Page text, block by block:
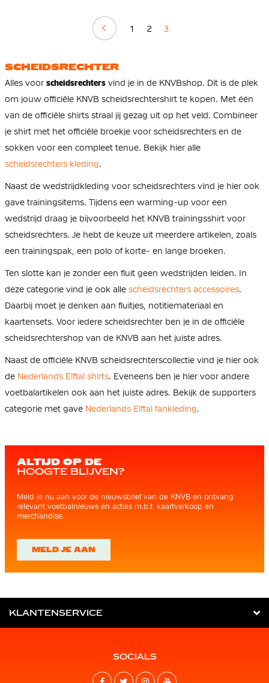
Vorige1 2 3
SCHEIDSRECHTER
Alles voor scheidsrechters vind je in de KNVBshop. Dit is de plek
om jouw officiële KNVB scheidsrechtershirt te kopen. Met één
van de officiële shirts straal jij gezag uit op het veld. Combineer
je shirt met het officiële broekje voor scheidsrechters en de
sokken voor een compleet tenue. Bekijk hier alle
scheidsrechters kleding.
Naast de wedstrijdkleding voor scheidsrechters vind je hier ook
gave trainingsitems. Tijdens een warming-up voor een
wedstrijd draag je bijvoorbeeld het KNVB trainingsshirt voor
scheidsrechters. Je hebt de keuze uit meerdere artikelen, zoals
een trainingspak, een polo of korte- en lange broeken.
Ten slotte kan je zonder een fluit geen wedstrijden leiden. In
deze categorie vind je ook alle scheidsrechters accessoires.
Daarbij moet je denken aan fluitjes, notitiemateriaal en
kaartensets. Voor iedere scheidsrechter ben je in de officiële
scheidsrechtershop van de KNVB aan het juiste adres.
Naast de officiële KNVB scheidsrechterscollectie vind je hier ook
de Nederlands Elftal shirts. Eveneens ben je hier voor andere
voetbalartikelen ook aan het juiste adres. Bekijk de supporters
categorie met gave Nederlands Elftal fankleding.
ALTIJD OP DE
HOOGTE BLIJVEN?
Meld je nu aan voor de nieuwsbrief van de KNVB en ontvang
relevant voetbalnieuws en acties m.b.t. kaartverkoop en
merchandise.
MELD JE AAN
KLANTENSERVICE
SOCIALS